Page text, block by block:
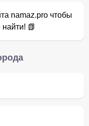
namaz.pro чтобы
📗